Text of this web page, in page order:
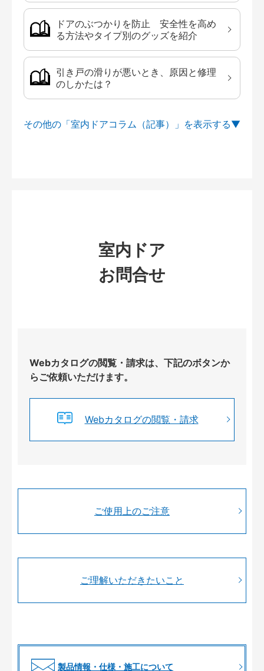
ドアのぶつかりを防止 安全性を高め
る方法やタイプ別のグッズを紹介
引き戸の滑りが悪いとき、原因と修理
のしかたは？
その他の「室内ドアコラム（記事）」を
室内ドア
お問合せ
Webカタログの閲覧・請求は、下記のボタンか
らご依頼いただけます。
Webカタログの閲覧・請求
ご使用上のご注意
ご理解いただきたいこと
製品情報・仕様・施工について